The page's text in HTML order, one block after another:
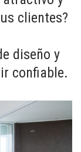
clientes?
diseño y
confiable.